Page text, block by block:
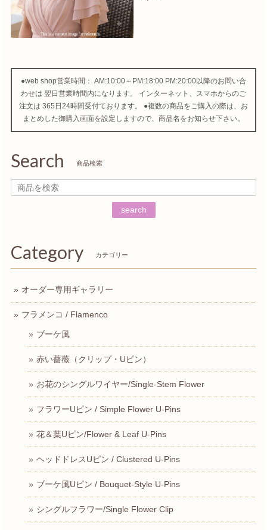
●web shop営業時間： AM:10:00～PM:18:00 PM:20:00以降のお問い合
わせは 翌日営業時間内になります。 インターネット、スマホからのご
注文は 365日24時間受付ております。 ●複数の商品をご購入の際は、お
まとめした御購入画面を設定しますので、商品名をお知らせ下さい。
Search 商品検索
search
Category カテゴリー
オーダー専用ギャラリー
フラメンコ / Flamenco
ブーケ風
赤い薔薇（クリップ・Uピン）
お花のシングルワイヤー/Single-Stem Flower
フラワーUピン / Simple Flower U-Pins
花＆葉Uピン/Flower & Leaf U-Pins
ヘッドドレスUピン / Clustered U-Pins
ブーケ風Uピン / Bouquet-Style U-Pins
シングルフラワー/Single Flower Clip